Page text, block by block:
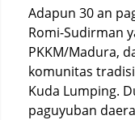
Adapun 30 an
Romi-Sudirman
PKKM/Madura,
komunitas
Kuda Lumping.
paguyuban